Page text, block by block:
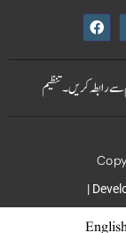
F
a
e
o
تنظیمرابطہ کریں۔
|